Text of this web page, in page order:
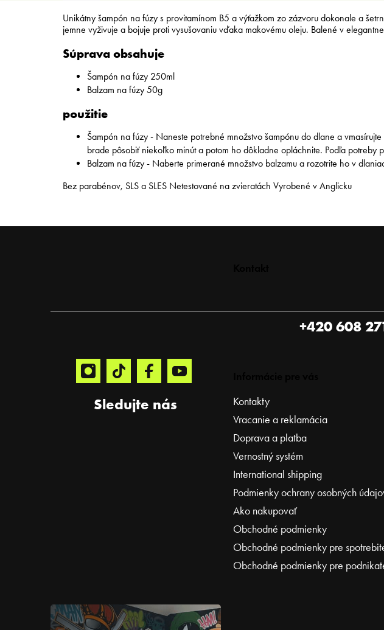
Unikátny šampón na fúzy s provitamínom B5 a výťažkom zo zázvoru dokonale a
jemne vyživuje a bojuje proti vysušovaniu vďaka makovému oleju. Balené v
Súprava obsahuje
Šampón na fúzy 250ml
Balzam na fúzy 50g
použitie
Šampón na fúzy - Naneste potrebné množstvo šampónu do dlane a
brade pôsobiť niekoľko minút a potom ho dôkladne opláchnite. Podľa potreby
Balzam na fúzy - Naberte primerané množstvo balzamu a rozotrite ho v
Bez parabénov, SLS a SLES Netestované na zvieratách Vyrobené v Anglicku
Sledujte nás
+420 608
Kontakty
Vracanie a reklamácia
Doprava a platba
Vernostný systém
International shipping
Podmienky ochrany osobných
Ako nakupovať
Obchodné podmienky
Obchodné podmienky pre
Obchodné podmienky pre